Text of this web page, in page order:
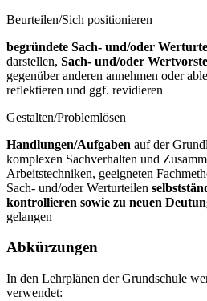
Beurteilen/Sich positionieren
begründete Sach- und/oder
darstellen, Sach- und/oder
gegenüber anderen annehmen oder
reflektieren und ggf. revidieren
Gestalten/Problemlösen
Handlungen/Aufgaben auf der
komplexen Sachverhalten und
Arbeitstechniken, geeigneten
Sach- und/oder Werturteilen
kontrollieren sowie zu neuen
gelangen
Abkürzungen
In den Lehrplänen der Grundschule
verwendet: